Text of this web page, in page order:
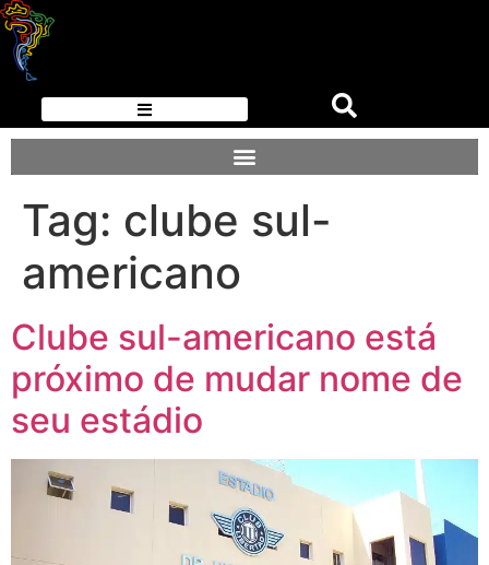
Tag: clube sul-
americano
Clube sul-americano está
próximo de mudar nome de
seu estádio